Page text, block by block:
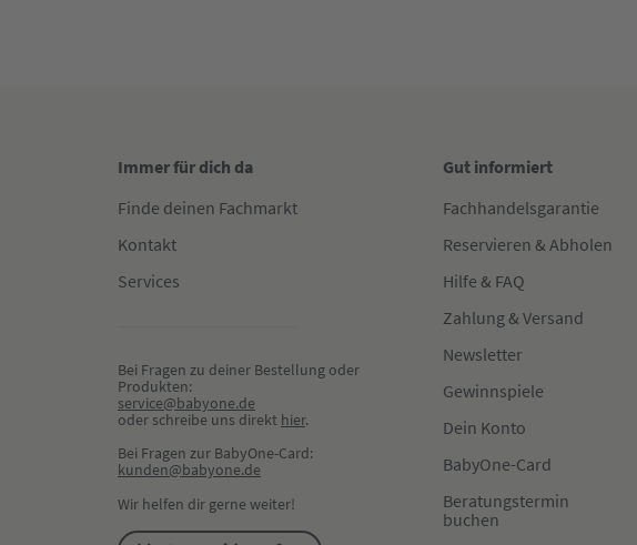
Immer für dich da
Finde deinen Fachmarkt
Kontakt
Services
Bei Fragen zu deiner Bestellung oder
Produkten:
service@babyone.de
oder schreibe uns direkt hier.
Bei Fragen zur BabyOne-Card:
kunden@babyone.de
Wir helfen dir gerne weiter!
Gut informiert
Fachhandelsgarantie
Reservieren & Abholen
Hilfe & FAQ
Zahlung & Versand
Newsletter
Gewinnspiele
Dein Konto
BabyOne-Card
Beratungstermin
buchen